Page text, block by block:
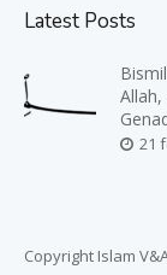
Latest Posts
21
Copyright Islam